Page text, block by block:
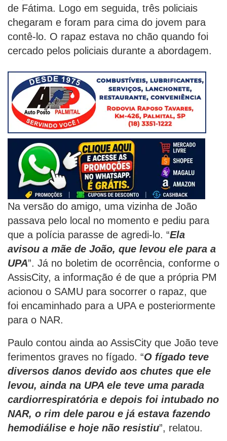
de Fátima. Logo em seguida, três policiais
chegaram e foram para cima do jovem para
contê-lo. O rapaz estava no chão quando foi
cercado pelos policiais durante a abordagem.
Na versão do amigo, uma vizinha de João
passava pelo local no momento e pediu para
que a polícia parasse de agredi-lo. “Ela
avisou a mãe de João, que levou ele para a
UPA”. Já no boletim de ocorrência, conforme o
AssisCity, a informação é de que a própria PM
acionou o SAMU para socorrer o rapaz, que
foi encaminhado para a UPA e posteriormente
para o NAR.
Paulo contou ainda ao AssisCity que João teve
ferimentos graves no fígado. “O fígado teve
diversos danos devido aos chutes que ele
levou, ainda na UPA ele teve uma parada
cardiorrespiratória e depois foi intubado no
NAR, o rim dele parou e já estava fazendo
hemodiálise e hoje não resistiu”, relatou.